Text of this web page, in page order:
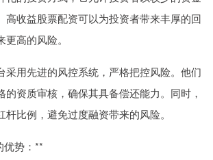
高收益股票配资可以为投资者带来丰厚的回
高的风险。
采用先进的风控系统，严格把控风险。他们
的资质审核，确保其具备偿还能力。同时，
比例，避免过度融资带来的风险。
优势：**